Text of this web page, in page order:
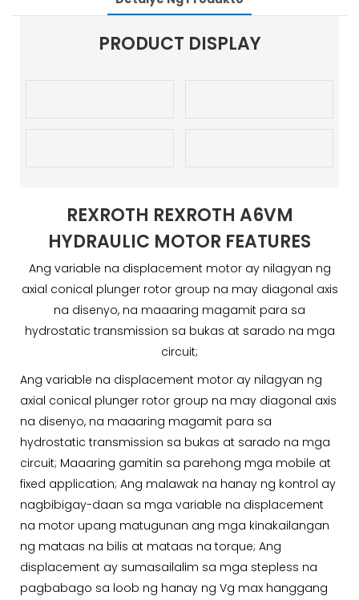
PRODUCT DISPLAY
REXROTH REXROTH A6VM
HYDRAULIC MOTOR FEATURES
Ang variable na displacement motor ay nilagyan ng
axial conical plunger rotor group na may diagonal axis
na disenyo, na maaaring magamit para sa
hydrostatic transmission sa bukas at sarado na mga
circuit;
Ang variable na displacement motor ay nilagyan ng
axial conical plunger rotor group na may diagonal axis
na disenyo, na maaaring magamit para sa
hydrostatic transmission sa bukas at sarado na mga
circuit; Maaaring gamitin sa parehong mga mobile at
fixed application; Ang malawak na hanay ng kontrol ay
nagbibigay-daan sa mga variable na displacement
na motor upang matugunan ang mga kinakailangan
ng mataas na bilis at mataas na torque; Ang
displacement ay sumasailalim sa mga stepless na
pagbabago sa loob ng hanay ng Vg max hanggang